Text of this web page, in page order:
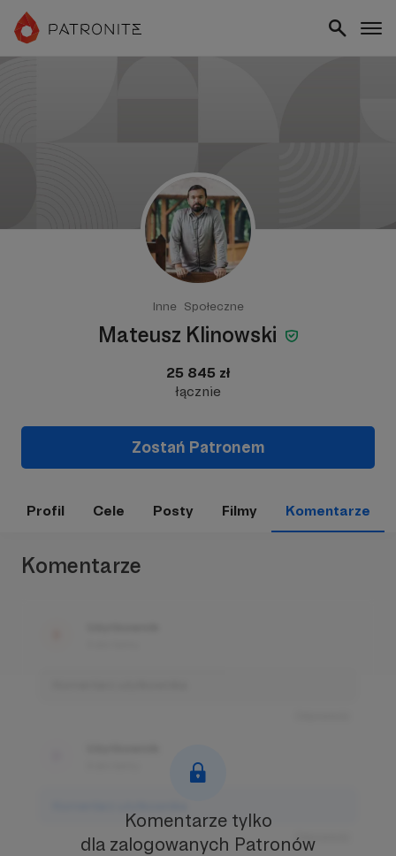
Inne Społeczne
Mateusz Klinowski
25 845 zł
łącznie
Zostań Patronem
Profil Cele Posty Filmy Komentarze
Komentarze
Odpowiedz
Komentarze tylko
dla zalogowanych Patronów